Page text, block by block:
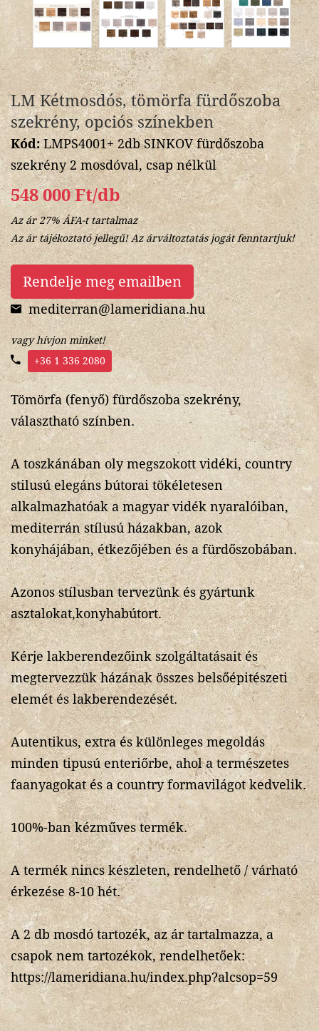
LM Kétmosdós, tömörfa fürdőszoba
szekrény, opciós színekben
Kód:LMPS4001+ 2db SINKOV fürdőszoba
szekrény 2 mosdóval, csap nélkül
548 000 Ft/db
Az ár 27% ÁFA-t tartalmaz
Az ár tájékoztató jellegű! Az árváltoztatás jogát fenntartjuk!
Rendelje meg emailben
mediterran@lameridiana.hu
vagy hívjon minket!
+36 1 336 2080
Tömörfa (fenyő) fürdőszoba szekrény,
választható színben.
A toszkánában oly megszokott vidéki, country
stilusú elegáns bútorai tökéletesen
alkalmazhatóak a magyar vidék nyaralóiban,
mediterrán stílusú házakban, azok
konyhájában, étkezőjében és a fürdőszobában.
Azonos stílusban tervezünk és gyártunk
asztalokat,konyhabútort.
Kérje lakberendezőink szolgáltatásait és
megtervezzük házának összes belsőépitészeti
elemét és lakberendezését.
Autentikus, extra és különleges megoldás
minden tipusú enteriőrbe, ahol a természetes
faanyagokat és a country formavilágot kedvelik.
100%-ban kézműves termék.
A termék nincs készleten, rendelhető / várható
érkezése 8-10 hét.
A 2 db mosdó tartozék, az ár tartalmazza, a
csapok nem tartozékok, rendelhetőek:
https://lameridiana.hu/index.php?alcsop=59